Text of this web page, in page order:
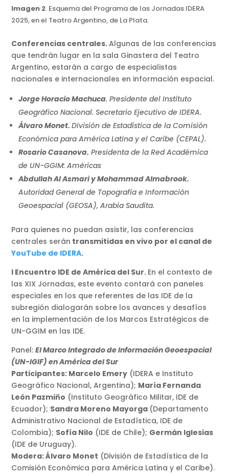
Imagen 2. Esquema del Programa de las Jornadas IDERA
2025, en el Teatro Argentino, de La Plata.
Conferencias centrales.Algunas de las conferencias
que tendrán lugar en la sala Ginastera del Teatro
Argentino, estarán a cargo de especialistas
nacionales e internacionales en información espacial.
Jorge Horacio Machuca. Presidente del Instituto
Geográfico Nacional. Secretario Ejecutivo de IDERA.
Álvaro Monet.División de Estadística de la Comisión
Económica para América Latina y el Caribe (CEPAL).
Rosario Casanova. Presidenta de la Red Académica
de UN-GGIM: Américas
Abdullah Al Asmari y Mohammad Almabrook.
Autoridad General de Topografía e Información
Geoespacial (GEOSA), Arabia Saudita.
Para quienes no puedan asistir, las conferencias
centrales serán transmitidas en vivo por el canal de
YouTube de IDERA.
I Encuentro IDE de América del Sur. En el contexto de
las XIX Jornadas, este evento contará con paneles
especiales en los que referentes de las IDE de la
subregión dialogarán sobre los avances y desafíos
en la implementación de los Marcos Estratégicos de
UN-GGIM en las IDE.
Panel:El Marco Integrado de Información Geoespacial
(UN-IGIF) en América del Sur
Participantes: Marcelo Emery (IDERA e Instituto
Geográfico Nacional, Argentina); María Fernanda
León Pazmiño (Instituto Geográfico Militar, IDE de
Ecuador); Sandra Moreno Mayorga (Departamento
Administrativo Nacional de Estadística, IDE de
Colombia); Sofía Nilo (IDE de Chile); Germán Iglesias
(IDE de Uruguay).
Modera: Álvaro Monet (División de Estadística de la
Comisión Económica para América Latina y el Caribe).